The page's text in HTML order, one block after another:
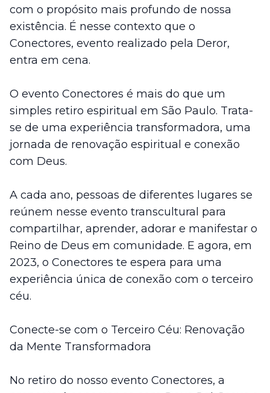
com o propósito mais profundo de nossa
existência. É nesse contexto que o
Conectores, evento realizado pela Deror,
entra em cena.
O evento Conectores é mais do que um
simples retiro espiritual em São Paulo. Trata-
se de uma experiência transformadora, uma
jornada de renovação espiritual e conexão
com Deus.
A cada ano, pessoas de diferentes lugares se
reúnem nesse evento transcultural para
compartilhar, aprender, adorar e manifestar o
Reino de Deus em comunidade. E agora, em
2023, o Conectores te espera para uma
experiência única de conexão com o terceiro
céu.
Conecte-se com o Terceiro Céu: Renovação
da Mente Transformadora
No retiro do nosso evento Conectores, a